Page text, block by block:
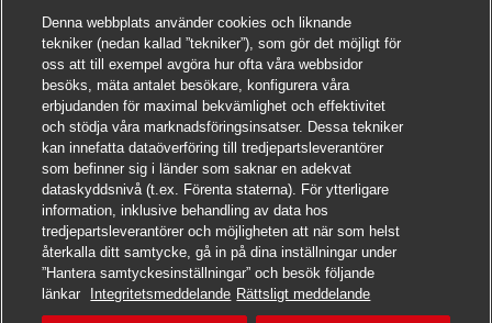
Sök det här jobbet
Denna webbplats använder cookies och liknande
tekniker (nedan kallad ”tekniker”), som gör det möjligt för
oss att till exempel avgöra hur ofta våra webbsidor
besöks, mäta antalet besökare, konfigurera våra
erbjudanden för maximal bekvämlighet och effektivitet
och stödja våra marknadsföringsinsatser. Dessa tekniker
kan innefatta dataöverföring till tredjepartsleverantörer
som befinner sig i länder som saknar en adekvat
dataskyddsnivå (t.ex. Förenta staterna). För ytterligare
information, inklusive behandling av data hos
tredjepartsleverantörer och möjligheten att när som helst
återkalla ditt samtycke, gå in på dina inställningar under
”Hantera samtyckesinställningar” och besök följande
länkar
Integritetsmeddelande Rättsligt meddelande